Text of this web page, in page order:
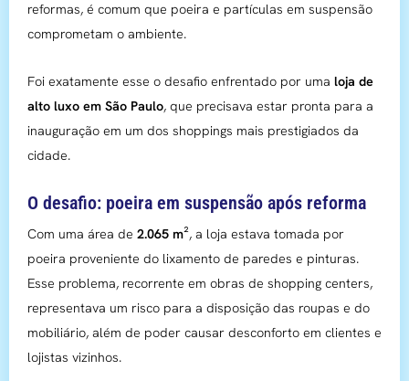
reformas, é comum que poeira e partículas em suspensão
comprometam o ambiente.
Foi exatamente esse o desafio enfrentado por uma loja de
alto luxo em São Paulo, que precisava estar pronta para a
inauguração em um dos shoppings mais prestigiados da
cidade.
O desafio: poeira em suspensão após reforma
Com uma área de 2.065 m², a loja estava tomada por
poeira proveniente do lixamento de paredes e pinturas.
Esse problema, recorrente em obras de shopping centers,
representava um risco para a disposição das roupas e do
mobiliário, além de poder causar desconforto em clientes e
lojistas vizinhos.